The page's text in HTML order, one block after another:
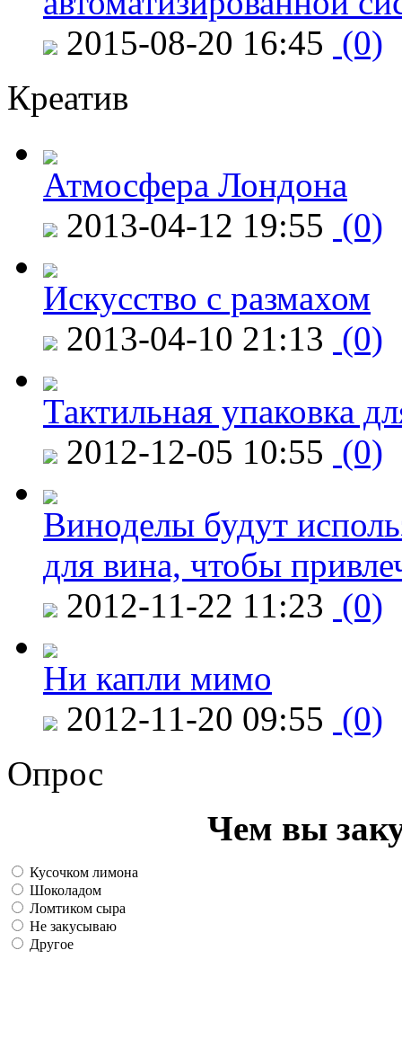
2015-08-20 16:45 (0)
Креатив
Атмосфера Лондона
2013-04-12 19:55 (0)
Искусство с размахом
2013-04-10 21:13 (0)
Тактильная упаковка
2012-12-05 10:55 (0)
Виноделы будут
для вина, чтобы
2012-11-22 11:23 (0)
Ни капли мимо
2012-11-20 09:55 (0)
Опрос
Чем вы
Кусочком лимона
Шоколадом
Ломтиком сыра
Не закусываю
Другое